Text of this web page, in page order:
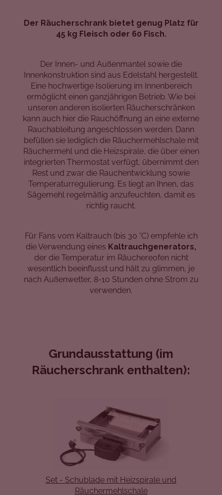
Der Räucherschrank bietet genug Platz für
45 kg Fleisch oder 60 Fisch.
Der Innen- und Außenmantel sowie die
Innenkonstruktion sind aus Edelstahl hergestellt.
Eine hochwertige Isolierung im Innenbereich
ermöglicht einen ganzjährigen Betrieb. Wie bei
unseren anderen isolierten Räucherschränken
kann auch hier die Rauchöffnung an eine externe
Rauchableitung angeschlossen werden. Dann
befüllen sie lediglich die Räuchermehlschale mit
Räuchermehl und die Heizspirale, die über einen
integrierten Thermostat verfügt, übernimmt den
Rest und zwar die Rauchentwicklung sowie
Temperaturregulierung. Es liegt an Ihnen, das
Sägemehl regelmäßig anzufeuchten, damit es
richtig raucht.
Für Fans vom Kaltrauch (bis 30 °C) empfehle ich
die Verwendung eines Kaltrauchgenerators,
der die Temperatur im Räuchereofen nicht
wesentlich beeinflusst und hält zu glimmen, je
nach Außenwetter, 8-10 Stunden ohne Strom zu
verwenden.
Grundausstattung (im
Räucherschrank enthalten):
Set - Schublade mit Heizspirale und
Räuchermehlschale